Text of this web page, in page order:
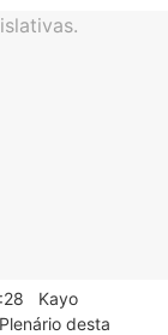
Kayo
desta